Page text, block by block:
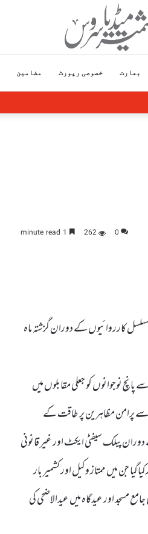
بھارت خصوصی رپورٹ مضامین
0
262
کارروائیوں کے دوران گزشتہ ماہ
نوجوانوں کو جعلی مقابلوں میں
سے پرامن مظاہرین پر طاقت کے
افراد زخمی ہوئے جبکہ محاصرے اورتلاشی کی196کارروائیوں کے دوران پبلک سیفٹی ایکٹ اور غیر قانونی
نوجوانوں اورسیاسی کارکنوں سمیت570 شہریوں کوگرفتارکیاگیا جن میں ممتاز وکیل اور کشمیر بار
مسجد اور عیدگاہ میں عیدالاضحی کی